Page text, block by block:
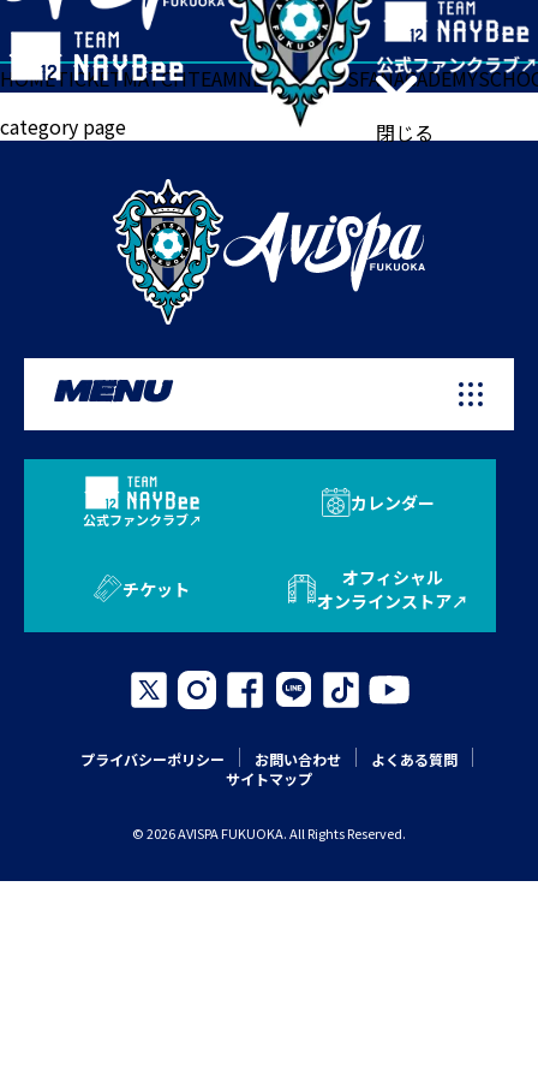
閉じる
HOMETICKETMATCHTEAMNEWSGOODSFANACADEMY
category page
MENU
公式ファンクラブ
カレンダー
チケット
オフィシャル
オンラインストア
プライバシーポリシー お問い合わせ
よくある質問
サイトマップ
© 2026 AVISPA FUKUOKA. All Rights Reserved.